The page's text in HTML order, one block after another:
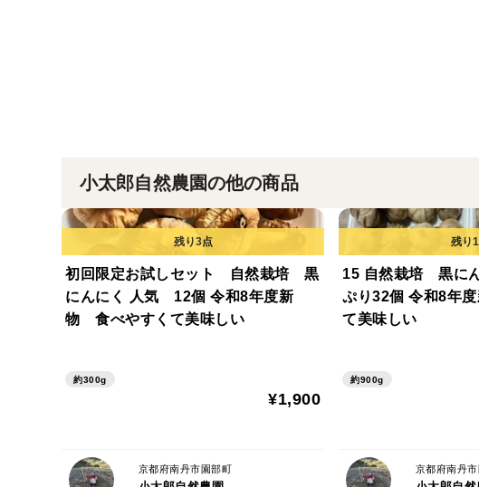
小太郎自然農園の他の商品
初回限定お試しセット 自然栽培 黒
にんにく 人気 12個 令和8年度新
物 食べやすくて美味しい
約300g
¥1,900
京都府南丹市園部町
15 自然栽培 黒に
ぷり32個 令和8年
て美味しい
約900g
京都府南丹